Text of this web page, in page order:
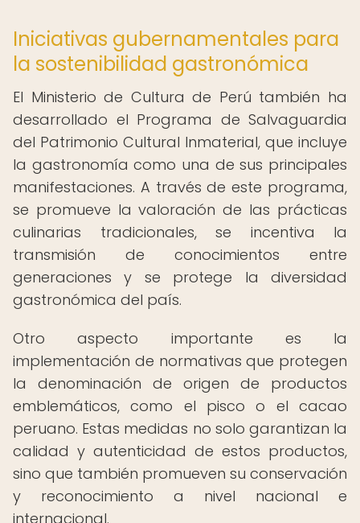
Iniciativas gubernamentales para
la sostenibilidad gastronómica
El Ministerio de Cultura de Perú también ha
desarrollado el Programa de Salvaguardia
del Patrimonio Cultural Inmaterial, que incluye
la gastronomía como una de sus principales
manifestaciones. A través de este programa,
se promueve la valoración de las prácticas
culinarias tradicionales, se incentiva la
transmisión de conocimientos entre
generaciones y se protege la diversidad
gastronómica del país.
Otro aspecto importante es la
implementación de normativas que protegen
la denominación de origen de productos
emblemáticos, como el pisco o el cacao
peruano. Estas medidas no solo garantizan la
calidad y autenticidad de estos productos,
sino que también promueven su conservación
y reconocimiento a nivel nacional e
internacional.